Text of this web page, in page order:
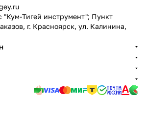
"Кум-Тигей инструмент"; Пункт
г. Красноярск, ул. Калинина,